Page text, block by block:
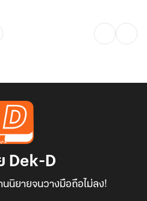
Dek-D
นิยายจนวางมือถือไม่ลง!